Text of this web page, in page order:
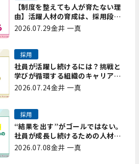
【制度を整えても人が育たない理
由】活躍人材の育成は、採用段階
で8割決まっている｜プレシャスパ
2026.07.29金井 一真
社員が活躍し続けるには？挑戦と
学びが循環する組織のキャリア開
発｜プレシャスパートナーズ矢野
採用
2026.07.24金井 一真
“結果を出す”がゴールではない。
社員が成長し続けるための人材育
成戦略｜プレシャスパートナーズ
採用
2026.07.08金井 一真